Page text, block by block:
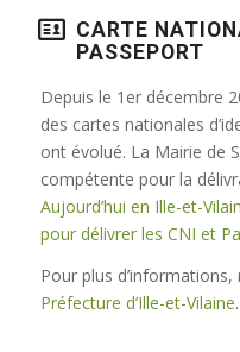
CARTE
PASSEPORT
Depuis le 1er décembre
des cartes nationales
ont évolué. La Mairie de
compétente pour la
Aujourd’hui en Ille-et-
pour délivrer les CNI et
Pour plus d’informations,
Préfecture d’Ille-et-Vilaine.